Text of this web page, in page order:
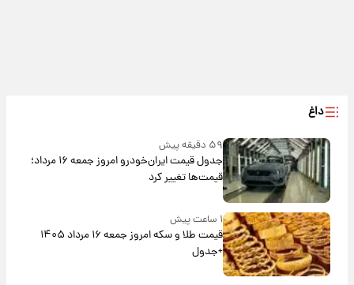
داغ
۵۹ دقیقه پیش
جدول قیمت ایران‌خودرو امروز جمعه ۱۶ مرداد؛
قیمت‌ها تغییر کرد
۱ ساعت پیش
قیمت طلا و سکه امروز جمعه ۱۶ مرداد ۱۴۰۵
+جدول